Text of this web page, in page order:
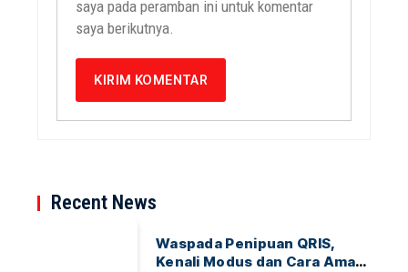
saya pada peramban ini untuk komentar
saya berikutnya.
Recent News
Waspada Penipuan QRIS,
Kenali Modus dan Cara Aman